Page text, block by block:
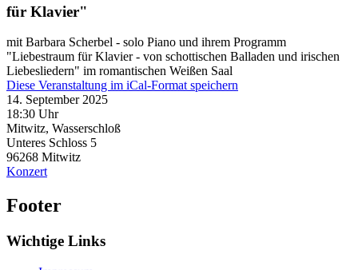
für Klavier"
mit Barbara Scherbel - solo Piano und ihrem Programm
"Liebestraum für Klavier - von schottischen Balladen und irischen
Liebesliedern" im romantischen Weißen Saal
Diese Veranstaltung im iCal-Format speichern
14. September 2025
18:30 Uhr
Mitwitz, Wasserschloß
Unteres Schloss 5
96268 Mitwitz
Konzert
Footer
Wichtige Links